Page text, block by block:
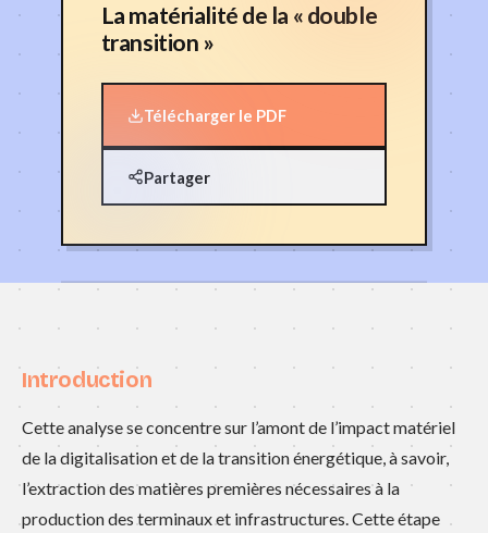
La matérialité de la « double
transition »
Télécharger le PDF
Partager
Introduction
Cette analyse se concentre sur l’amont de l’impact matériel
de la digitalisation et de la transition énergétique, à savoir,
l’extraction des matières premières nécessaires à la
production des terminaux et infrastructures. Cette étape